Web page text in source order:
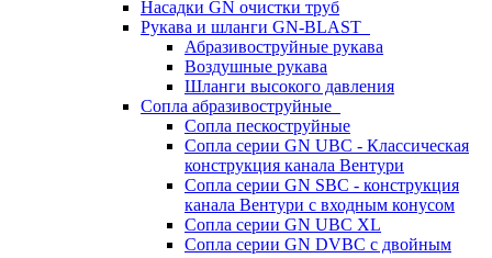
Насадки GN очистки труб
Рукава и шланги GN-BLAST
Абразивоструйные рукава
Воздушные рукава
Шланги высокого давления
Сопла абразивоструйные
Сопла пескоструйные
Сопла серии GN UBC - Классическая
конструкция канала Вентури
Сопла серии GN SBC - конструкция
канала Вентури c входным конусом
Сопла серии GN UBC XL
Сопла серии GN DVBC с двойным